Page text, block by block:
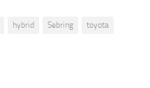
hybrid Sebring toyota